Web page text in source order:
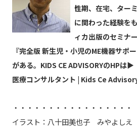
性期、在宅、ター
に関わった経験を
ィカ出版のセミナ
『完全版 新生児・小児のME機器サポー
がある。KIDS CE ADVISORYのHPは▶
医療コンサルタント | Kids Ce
・・・・・・・・・・・・・・・・・
イラスト：八十田美也子 みやよしえ